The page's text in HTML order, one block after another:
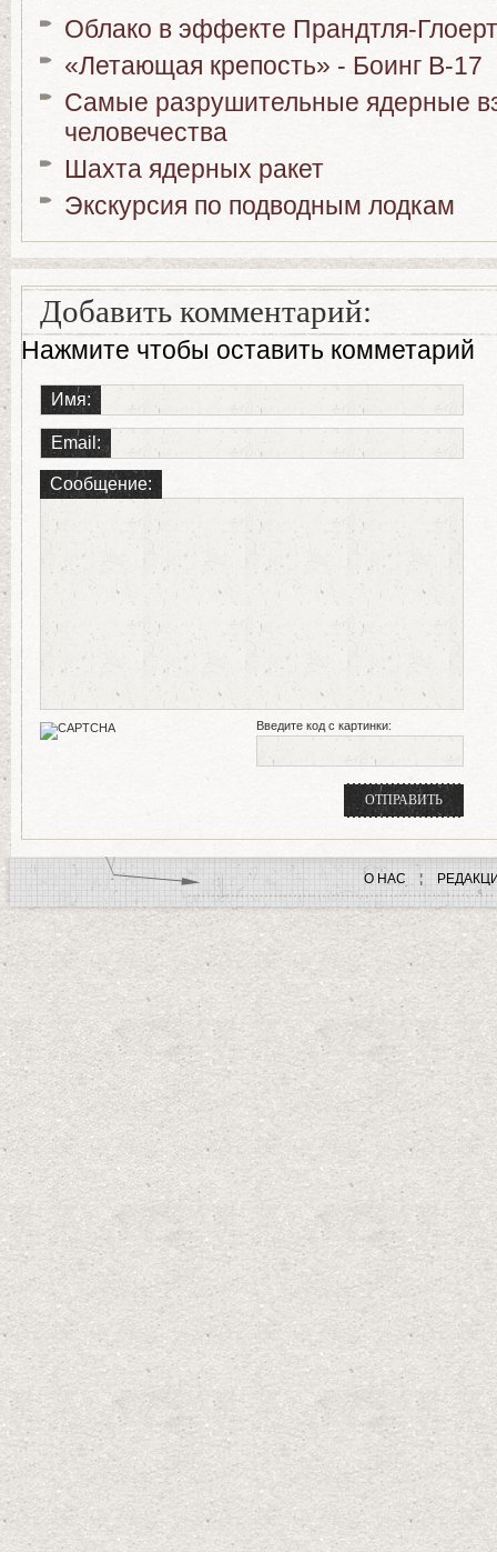
Облако в эффекте Прандтля-
«Летающая крепость» - Боинг B-17
Самые разрушительные ядерные
человечества
Шахта ядерных ракет
Экскурсия по подводным лодкам
Добавить комментарий:
Нажмите чтобы оставить комметарий
Имя:
Email:
Сообщение:
Введите код с картинки:
О НАС